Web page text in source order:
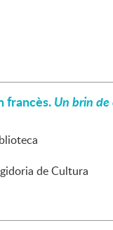
francès.Un brin
de Cultura